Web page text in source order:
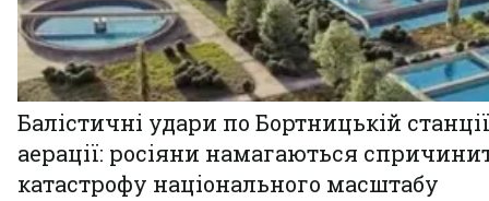
Балістичні удари по Бортницькій станції
аерації: росіяни намагаються
катастрофу національного масштабу